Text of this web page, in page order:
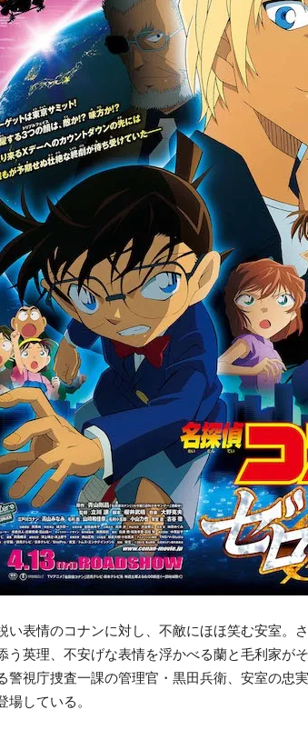
い表情のコナンに対し、不敵にほほ笑む安室。
う英理、不安げな表情を浮かべる蘭と毛利家が
警視庁捜査一課の管理官・黒田兵衛、安室の忠
場している。